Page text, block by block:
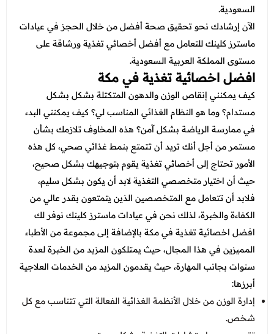
عروض الرجال
عروض قسم الطوارئ
عروض المختبر
عروض الاشعة
عروض الباطنة
عروض العظام
عروض الانف والاذن والحنجرة
عروض العلاج الطبيعي
السعودية.
الآن إرشادك نحو تحقيق صحة أفضل من خلال الحجز في عيادات
ماسترز كلينك للتعامل مع أفضل أخصائي تغذية ورشاقة على
مستوى المملكة العربية السعودية.
افضل اخصائية تغذية في مكة
كيف يمكنني إنقاص الوزن والدهون المتكتلة بشكل بشكل
مستدام؟ وما هو النظام الغذائي المناسب لي؟ كيف يمكنني البدء
في ممارسة الرياضة بشكل آمن؟ هذه المخاوف تلازمك بشأن
مستمر من أجل أنك تريد أن تتمتع بنمط غذائي صحي، كل هذه
الأمور تحتاج إلى أخصائي تغذية يقوم بتوجيهك بشكل صحيح،
حيث أن اختيار متخصصي التغذية لابد أن يكون بشكل سليم،
فلابد أن تتعامل مع المتخصصين الذين يتمتعون بقدر عالي من
الكفاءة والخبرة، لذلك نحن في عيادات ماسترز كلينك نوفر لك
افضل اخصائية تغذية في مكة بالإضافة إلىمجموعة من الأطباء
المميزين في هذا المجال، حيث يمتلكون المزيد من الخبرة لعدة
سنوات بجانب المهارة، حيث يقدمون المزيد من الخدمات العلاجية
أبرزها:
إدارة الوزن من خلال الأنظمة الغذائية الفعالة التي تتناسب مع كل
شخص.